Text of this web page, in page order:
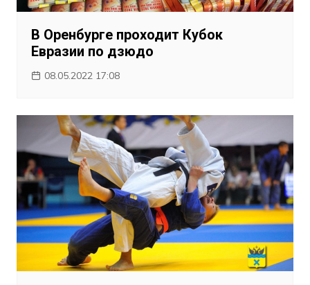
В Оренбурге проходит Кубок
Евразии по дзюдо
08.05.2022 17:08